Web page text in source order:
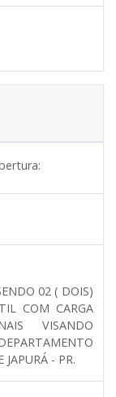
02 ( DOIS)
COM CARGA
VISANDO
- PR.